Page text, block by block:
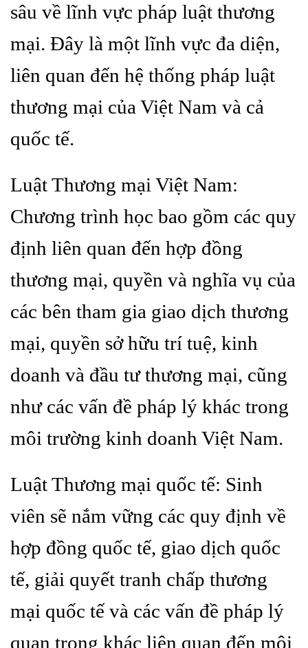
sâu về lĩnh vực pháp luật thương
mại. Đây là một lĩnh vực đa diện,
liên quan đến hệ thống pháp luật
thương mại của Việt Nam và cả
quốc tế.
Luật Thương mại Việt Nam:
Chương trình học bao gồm các quy
định liên quan đến hợp đồng
thương mại, quyền và nghĩa vụ của
các bên tham gia giao dịch thương
mại, quyền sở hữu trí tuệ, kinh
doanh và đầu tư thương mại, cũng
như các vấn đề pháp lý khác trong
môi trường kinh doanh Việt Nam.
Luật Thương mại quốc tế: Sinh
viên sẽ nắm vững các quy định về
hợp đồng quốc tế, giao dịch quốc
tế, giải quyết tranh chấp thương
mại quốc tế và các vấn đề pháp lý
quan trọng khác liên quan đến môi